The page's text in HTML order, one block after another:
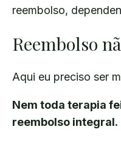
reembolso,
Reembolso
Aqui eu preciso ser
Nem toda terapia
reembolso integral.